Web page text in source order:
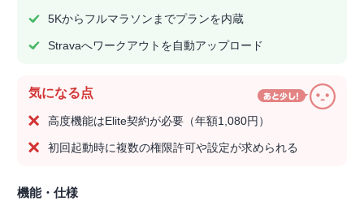
5Kからフルマラソンまでプランを内蔵
Stravaへワークアウトを自動アップロード
気になる点
高度機能はElite契約が必要（年額1,080円）
初回起動時に複数の権限許可や設定が求められる
機能・仕様